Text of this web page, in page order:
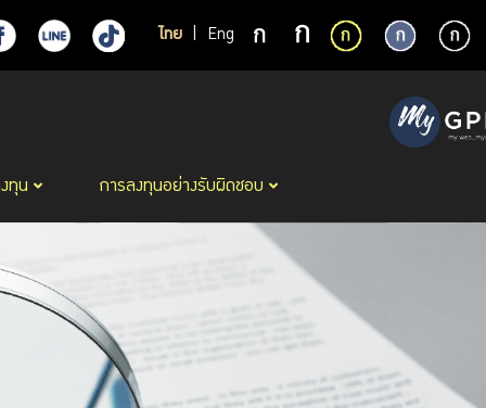
ไทย Eng
งทุน การลงทุนอย่างรับผิดชอบ